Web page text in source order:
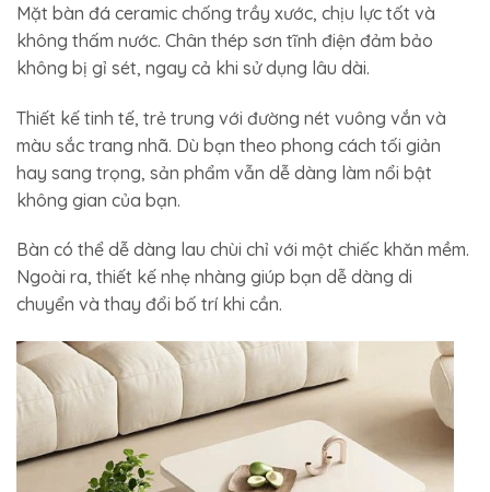
Mặt bàn đá ceramic chống trầy xước, chịu lực tốt và
không thấm nước. Chân thép sơn tĩnh điện đảm bảo
không bị gỉ sét, ngay cả khi sử dụng lâu dài.
Thiết kế tinh tế, trẻ trung với đường nét vuông vắn và
màu sắc trang nhã. Dù bạn theo phong cách tối giản
hay sang trọng, sản phẩm vẫn dễ dàng làm nổi bật
không gian của bạn.
Bàn có thể dễ dàng lau chùi chỉ với một chiếc khăn mềm.
Ngoài ra, thiết kế nhẹ nhàng giúp bạn dễ dàng di
chuyển và thay đổi bố trí khi cần.